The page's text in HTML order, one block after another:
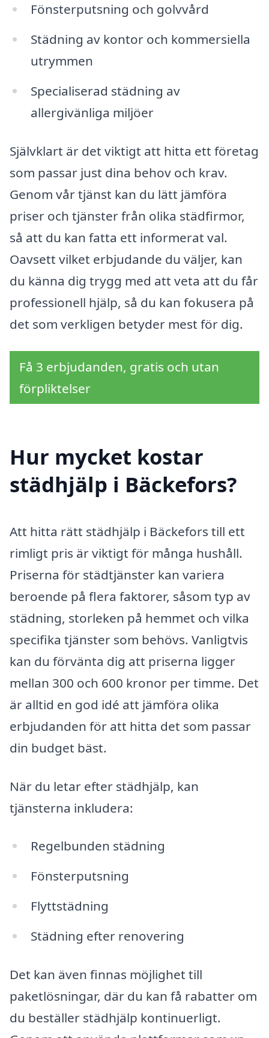
Fönsterputsning och golvvård
Städning av kontor och kommersiella
utrymmen
Specialiserad städning av
allergivänliga miljöer
Självklart är det viktigt att hitta ett företag
som passar just dina behov och krav.
Genom vår tjänst kan du lätt jämföra
priser och tjänster från olika städfirmor,
så att du kan fatta ett informerat val.
Oavsett vilket erbjudande du väljer, kan
du känna dig trygg med att veta att du får
professionell hjälp, så du kan fokusera på
det som verkligen betyder mest för dig.
Få 3 erbjudanden, gratis och utan
förpliktelser
Hur mycket kostar
städhjälp i Bäckefors?
Att hitta rätt städhjälp i Bäckefors till ett
rimligt pris är viktigt för många hushåll.
Priserna för städtjänster kan variera
beroende på flera faktorer, såsom typ av
städning, storleken på hemmet och vilka
specifika tjänster som behövs. Vanligtvis
kan du förvänta dig att priserna ligger
mellan 300 och 600 kronor per timme. Det
är alltid en god idé att jämföra olika
erbjudanden för att hitta det som passar
din budget bäst.
När du letar efter städhjälp, kan
tjänsterna inkludera:
Regelbunden städning
Fönsterputsning
Flyttstädning
Städning efter renovering
Det kan även finnas möjlighet till
paketlösningar, där du kan få rabatter om
du beställer städhjälp kontinuerligt.